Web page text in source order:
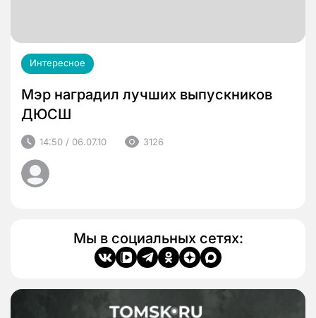
Интересное
Мэр наградил лучших выпускников
ДЮСШ
14:50 / 06.07.10 3126
Мы в социальных сетях: